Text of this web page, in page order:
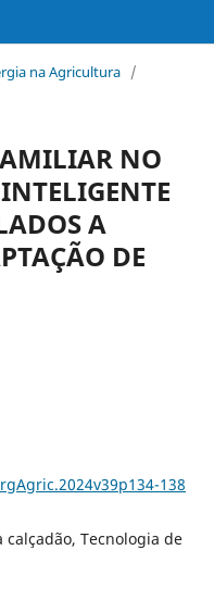
na Agricultura /
NO
A
DE
138
calçadão, Tecnologia de